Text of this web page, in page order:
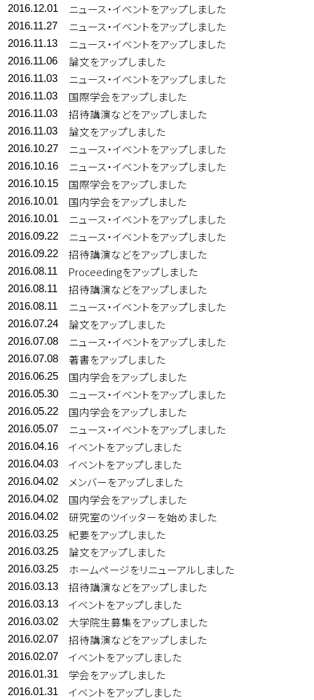
2016.12.01 ニュース・イベントをアップしました
2016.11.27 ニュース・イベントをアップしました
2016.11.13 ニュース・イベントをアップしました
2016.11.06 論文をアップしました
2016.11.03 ニュース・イベントをアップしました
2016.11.03 国際学会をアップしました
2016.11.03 招待講演などをアップしました
2016.11.03 論文をアップしました
2016.10.27 ニュース・イベントをアップしました
2016.10.16 ニュース・イベントをアップしました
2016.10.15 国際学会をアップしました
2016.10.01 国内学会をアップしました
2016.10.01 ニュース・イベントをアップしました
2016.09.22 ニュース・イベントをアップしました
2016.09.22 招待講演などをアップしました
2016.08.11 Proceedingをアップしました
2016.08.11 招待講演などをアップしました
2016.08.11 ニュース・イベントをアップしました
2016.07.24 論文をアップしました
2016.07.08 ニュース・イベントをアップしました
2016.07.08 著書をアップしました
2016.06.25 国内学会をアップしました
2016.05.30 ニュース・イベントをアップしました
2016.05.22 国内学会をアップしました
2016.05.07 ニュース・イベントをアップしました
2016.04.16 イベントをアップしました
2016.04.03 イベントをアップしました
2016.04.02 メンバーをアップしました
2016.04.02 国内学会をアップしました
2016.04.02 研究室のツイッターを始めました
2016.03.25 紀要をアップしました
2016.03.25 論文をアップしました
2016.03.25 ホームページをリニューアルしました
2016.03.13 招待講演などをアップしました
2016.03.13 イベントをアップしました
2016.03.02 大学院生募集をアップしました
2016.02.07 招待講演などをアップしました
2016.02.07 イベントをアップしました
2016.01.31 学会をアップしました
2016.01.31 イベントをアップしました